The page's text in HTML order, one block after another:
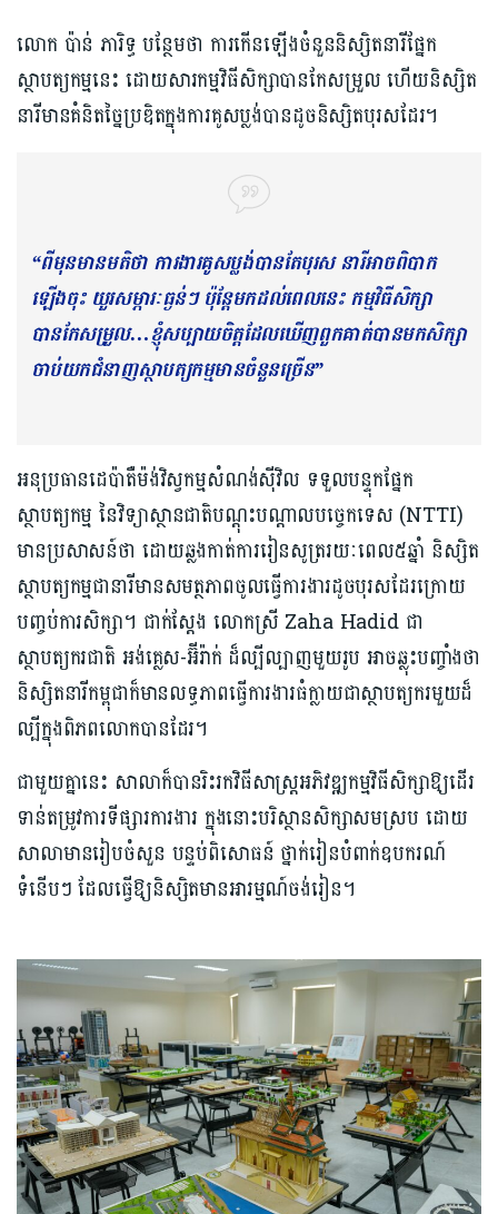
លោក ប៉ាន់ ភារិទ្ធ បន្ថែមថា ការកើនឡើងចំនួននិស្សិតនារីផ្នែក
ស្ថាបត្យកម្មនេះ ដោយសារកម្មវិធីសិក្សាបានកែសម្រួល ហើយនិស្សិត
នារីមានគំនិតច្នៃប្រឌិតក្នុងការគូសប្លង់បានដូចនិស្សិតបុរសដែរ។
“ពីមុនមានមតិថា ការងារគូសប្លង់បានតែបុរស នារីអាចពិបាក
ឡើងចុះ យួរសម្ភារៈធ្ងន់ៗ ប៉ុន្តែមកដល់ពេលនេះ កម្មវិធីសិក្សា
បានកែសម្រួល…ខ្ញុំសប្បាយចិត្តដែលឃើញពួកគាត់បានមកសិក្សា
ចាប់យកជំនាញស្ថាបត្យកម្មមានចំនួនច្រើន”
អនុប្រធានដេប៉ាតឺម៉ង់វិស្វកម្មសំណង់ស៊ីវិល ទទួលបន្ទុកផ្នែក
ស្ថាបត្យកម្ម នៃវិទ្យាស្ថានជាតិបណ្ដុះបណ្ដាលបច្ចេកទេស (NTTI)
មានប្រសាសន៍ថា ដោយឆ្លងកាត់ការរៀនសូត្ររយៈពេល៥ឆ្នាំ និស្សិត
ស្ថាបត្យកម្មជានារីមានសមត្ថភាពចូលធ្វើការងារដូចបុរសដែរក្រោយ
បញ្ចប់ការសិក្សា។ ជាក់ស្ដែង លោកស្រី Zaha Hadid ជា
ស្ថាបត្យករជាតិ អង់គ្លេស-អ៊ីរ៉ាក់ ដ៏ល្បីល្បាញមួយរូប អាចឆ្លុះបញ្ចាំងថា
និស្សិតនារីកម្ពុជាក៏មានលទ្ធភាពធ្វើការងារធំក្លាយជាស្ថាបត្យករមួយដ៏
ល្បីក្នុងពិភពលោកបានដែរ។
ជាមួយគ្នានេះ សាលាក៏បានរិះរកវិធីសាស្រ្តអភិវឌ្ឍកម្មវិធីសិក្សាឱ្យដើរ
ទាន់តម្រូវការទីផ្សារការងារ ក្នុងនោះបរិស្ថានសិក្សាសមស្រប ដោយ
សាលាមានរៀបចំសួន បន្ទប់ពិសោធន៍ ថ្នាក់រៀនបំពាក់ឧបករណ៍
ទំនើបៗ ដែលធ្វើឱ្យនិស្សិតមានអារម្មណ៍ចង់រៀន។